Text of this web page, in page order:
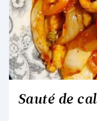
Sauté de